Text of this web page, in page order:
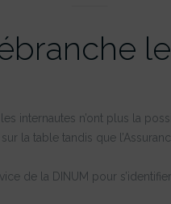
internautes n’ont plus la
la table tandis que
de la DINUM pour